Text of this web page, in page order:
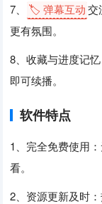
7、
🏷️ 弹幕互动 交
更有氛围。
8、收藏与进度记
即可续播。
软件特点
1、完全免费使用
看。
2、资源更新及时